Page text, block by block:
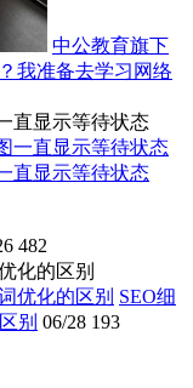
中公教育旗下
我准备去学习网络
直显示等待状态
直显示等待状态
482
化的区别
SEO细
别 06/28 193